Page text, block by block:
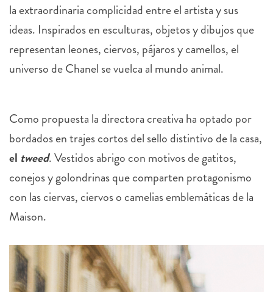
la extraordinaria complicidad entre el artista y sus
ideas. Inspirados en esculturas, objetos y dibujos que
representan leones, ciervos, pájaros y camellos, el
universo de Chanel se vuelca al mundo animal.
Como propuesta la directora creativa ha optado por
bordados en trajes cortos del sello distintivo de la casa,
el tweed.Vestidos abrigo con motivos de gatitos,
conejos y golondrinas que comparten protagonismo
con las ciervas, ciervos o camelias emblemáticas de la
Maison.